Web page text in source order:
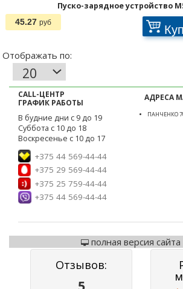
Пуско-зарядное устройство
45.27 руб
CALL-ЦЕНТР
ГРАФИК РАБОТЫ
В будние дни с 9 до 19
Суббота с 10 до 18
Воскресенье с 10 до 17
+375 44 569-44-44
+375 29 569-44-44
+375 25 759-44-44
+375 44 569-44-44
АДРЕСА
ПАНЧЕНКО
полная версия сайта
Отзывов: